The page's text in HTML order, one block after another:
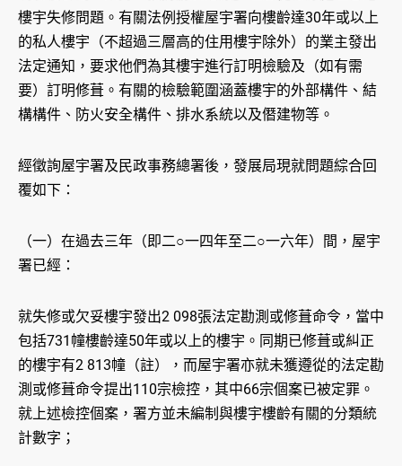
樓宇失修問題。有關法例授權屋宇署向樓齡達30年或以上
的私人樓宇（不超過三層高的住用樓宇除外）的業主發出
法定通知，要求他們為其樓宇進行訂明檢驗及（如有需
要）訂明修葺。有關的檢驗範圍涵蓋樓宇的外部構件、結
構構件、防火安全構件、排水系統以及僭建物等。
經徵詢屋宇署及民政事務總署後，發展局現就問題綜合回
覆如下：
（一）在過去三年（即二○一四年至二○一六年）間，屋宇
署已經：
就失修或欠妥樓宇發出2 098張法定勘測或修葺命令，當中
包括731幢樓齡達50年或以上的樓宇。同期已修葺或糾正
的樓宇有2 813幢（註），而屋宇署亦就未獲遵從的法定勘
測或修葺命令提出110宗檢控，其中66宗個案已被定罪。
就上述檢控個案，署方並未編制與樓宇樓齡有關的分類統
計數字；